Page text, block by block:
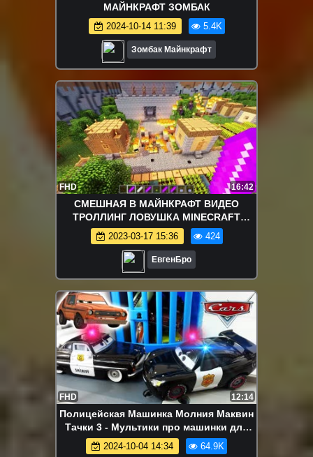
МАЙНКРАФТ ЗОМБАК
2024-10-14 11:39 5.4K
Зомбак Майнкрафт
FHD 16:42
СМЕШНАЯ В МАЙНКРАФТ ВИДЕО
ТРОЛЛИНГ ЛОВУШКА MINECRAFT
СЕРИАЛ
2023-03-17 15:36 424
ЕвгенБро
FHD 12:14
Полицейская Машинка Молния Маквин
Тачки 3 - Мультики про машинки для
детей
2024-10-04 14:34 64.9K